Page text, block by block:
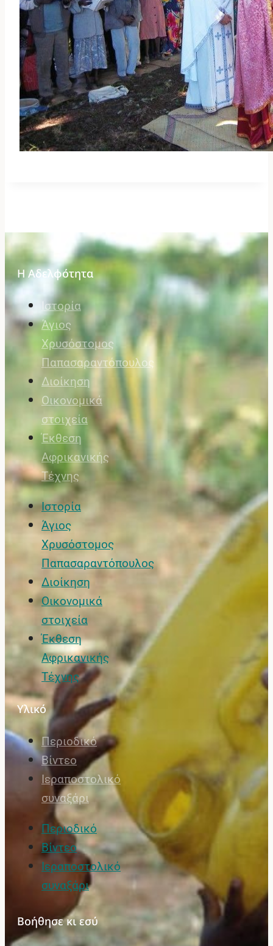
Η Αδελφότητα
Ιστορία
Άγιος
Χρυσόστομος
Παπασαραντόπουλος
Διοίκηση
Οικονομικά
στοιχεία
Έκθεση
Αφρικανικής
Τέχνης
Ιστορία
Άγιος
Χρυσόστομος
Παπασαραντόπουλος
Διοίκηση
Οικονομικά
στοιχεία
Έκθεση
Αφρικανικής
Τέχνης
Υλικό
Περιοδικό
Βίντεο
Ιεραποστολικό
συναξάρι
Περιοδικό
Βίντεο
Ιεραποστολικό
συναξάρι
Βοήθησε κι εσύ